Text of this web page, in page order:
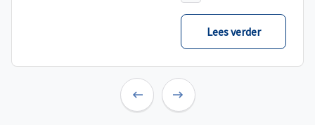
Lees verder